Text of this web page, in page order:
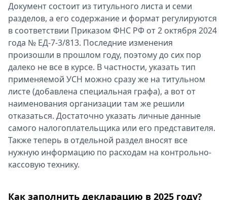
Документ состоит из титульного листа и семи
разделов, а его содержание и формат регулируются
в соответствии Приказом ФНС РФ от 2 октября 2024
года № ЕД-7-3/813. Последние изменения
произошли в прошлом году, поэтому до сих пор
далеко не все в курсе. В частности, указать тип
применяемой УСН можно сразу же на титульном
листе (добавлена специальная графа), а вот от
наименования организации там же решили
отказаться. Достаточно указать личные данные
самого налогоплательщика или его представителя.
Также теперь в отдельной раздел вносят все
нужную информацию по расходам на контрольно-
кассовую технику.
Как заполнить декларацию в 2025 году?